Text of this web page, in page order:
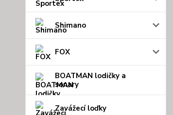
Shimano
FOX
BOATMAN lodičky a
sonary
Zavážecí loďky